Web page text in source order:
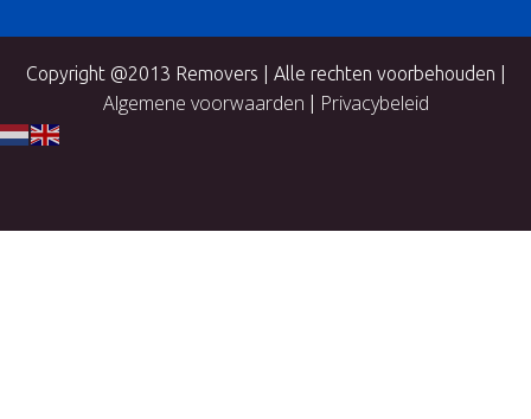
Copyright @2013 Removers | Alle rechten voorbehouden |
Algemene voorwaarden Privacybeleid